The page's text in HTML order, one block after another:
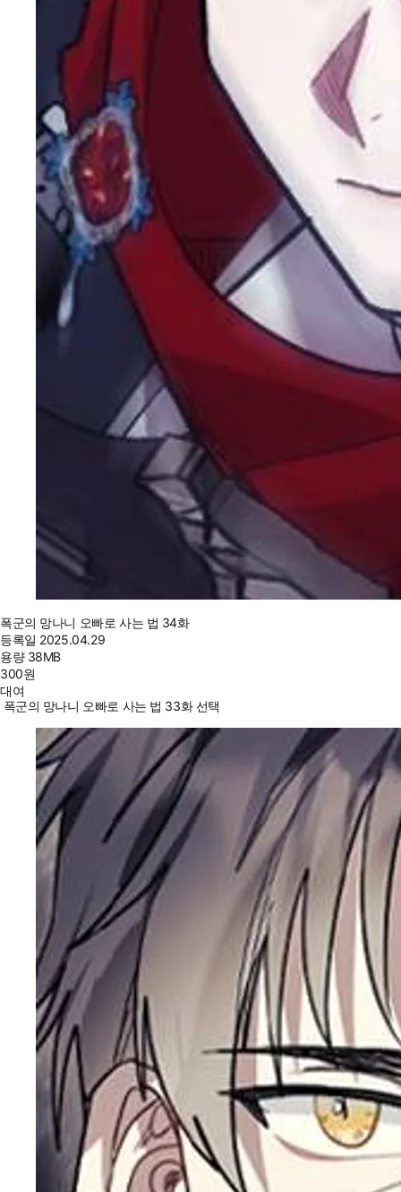
폭군의 망나니 오빠로 사는 법 34화
등록일 2025.04.29
용량 38MB
300원
대여
폭군의 망나니 오빠로 사는 법 33화 선택